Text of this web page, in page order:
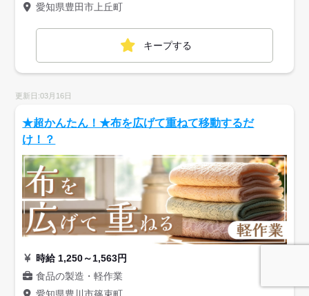
愛知県豊田市上丘町
キープする
更新日:03月16日
★超かんたん！★布を広げて重ねて移動するだ
け！？
時給 1,250～1,563円
食品の製造・軽作業